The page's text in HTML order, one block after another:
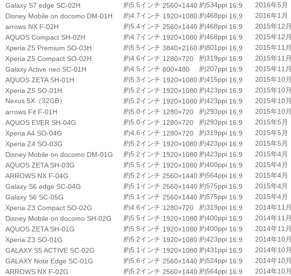
Galaxy S7 edge SC-02H
約5.5インチ 2560×1440 約534ppi 16:9
2016年5月
Disney Mobile on docomo DM-01H
約4.7インチ 1920×1080 約468ppi 16:9
2016年1月
arrows NX F-02H
約5.4インチ 2560×1440 約468ppi 16:9
2015年12月
AQUOS Compact SH-02H
約4.7インチ 1920×1080 約468ppi 16:9
2015年12月
Xperia Z5 Premium SO-03H
約5.5インチ 3840×2160 約801ppi 16:9
2015年11月
Xperia Z5 Compact SO-02H
約4.6インチ 1280×720 約319ppi 16:9
2015年11月
Galaxy Active neo SC-01H
約4.5インチ 800×480 約207ppi 16:9
2015年11月
AQUOS ZETA SH-01H
約5.3インチ 1920×1080 約415ppi 16:9
2015年10月
Xperia Z5 SO-01H
約5.2インチ 1920×1080 約423ppi 16:9
2015年10月
Nexus 5X（32GB）
約5.2インチ 1920×1080 約423ppi 16:9
2015年10月
arrows Fit F-01H
約5.0インチ 1280×720 約293ppi 16:9
2015年10月
AQUOS EVER SH-04G
約5.0インチ 1280×720 約293ppi 16:9
2015年5月
Xperia A4 SO-04G
約4.6インチ 1280×720 約319ppi 16:9
2015年5月
Xperia Z4 SO-03G
約5.2インチ 1920×1080 約423ppi 16:9
2015年5月
Disney Mobile on docomo DM-01G
約5.2インチ 1920×1080 約423ppi 16:9
2015年4月
AQUOS ZETA SH-03G
約5.5インチ 1920×1080 約400ppi 16:9
2015年4月
ARROWS NX F-04G
約5.2インチ 2560×1440 約564ppi 16:9
2015年4月
Galaxy S6 edge SC-04G
約5.1インチ 2560×1440 約575ppi 16:9
2015年4月
Galaxy S6 SC-05G
約5.1インチ 2560×1440 約575ppi 16:9
2015年4月
Xperia Z3 Compact SO-02G
約4.6インチ 1280×720 約319ppi 16:9
2014年11月
Disney Mobile on docomo SH-02G
約5.5インチ 1920×1080 約400ppi 16:9
2014年11月
AQUOS ZETA SH-01G
約5.5インチ 1920×1080 約400ppi 16:9
2014年11月
Xperia Z3 SO-01G
約5.2インチ 1920×1080 約423ppi 16:9
2014年10月
GALAXY S5 ACTIVE SC-02G
約5.1インチ 1920×1080 約431ppi 16:9
2014年10月
GALAXY Note Edge SC-01G
約5.6インチ 2560×1440 約524ppi 16:9
2014年10月
ARROWS NX F-02G
約5.2インチ 2560×1440 約564ppi 16:9
2014年10月